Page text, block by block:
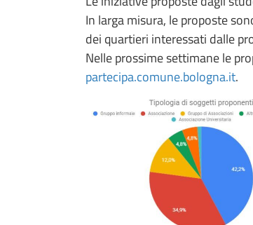
In larga misura, le proposte
dei quartieri interessati dalle
Nelle prossime settimane le
partecipa.comune.bologna.it.